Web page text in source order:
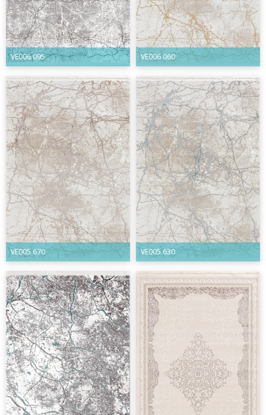
VE006 095 VE006 060
VE005 670 VE005 630